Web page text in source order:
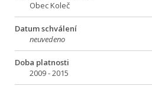
Obec Koleč
Datum schválení
neuvedeno
Doba platnosti
2009 - 2015